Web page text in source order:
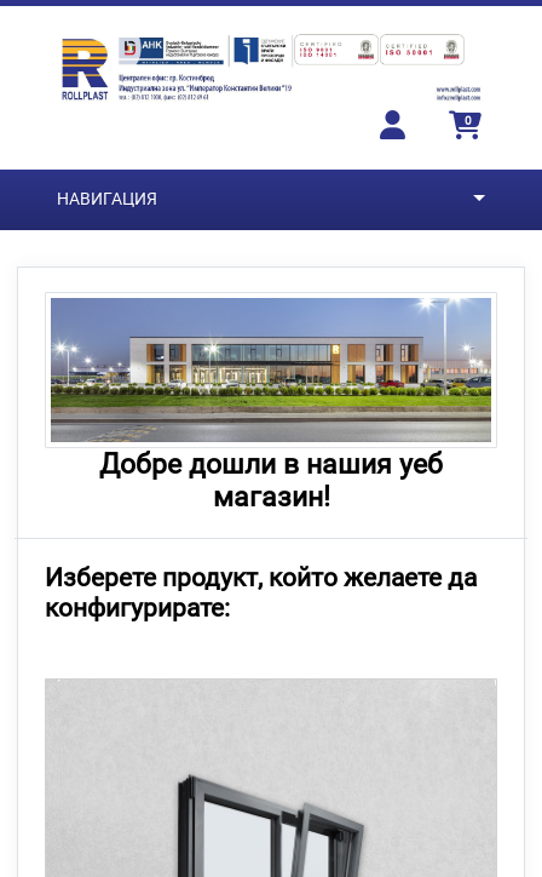
Преминете към основното съдържание
0
НАВИГАЦИЯ
Добре дошли в нашия уеб
магазин!
Изберете продукт, който желаете да
конфигурирате: